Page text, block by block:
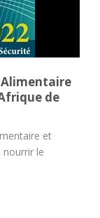
Alimentaire
de
et
le